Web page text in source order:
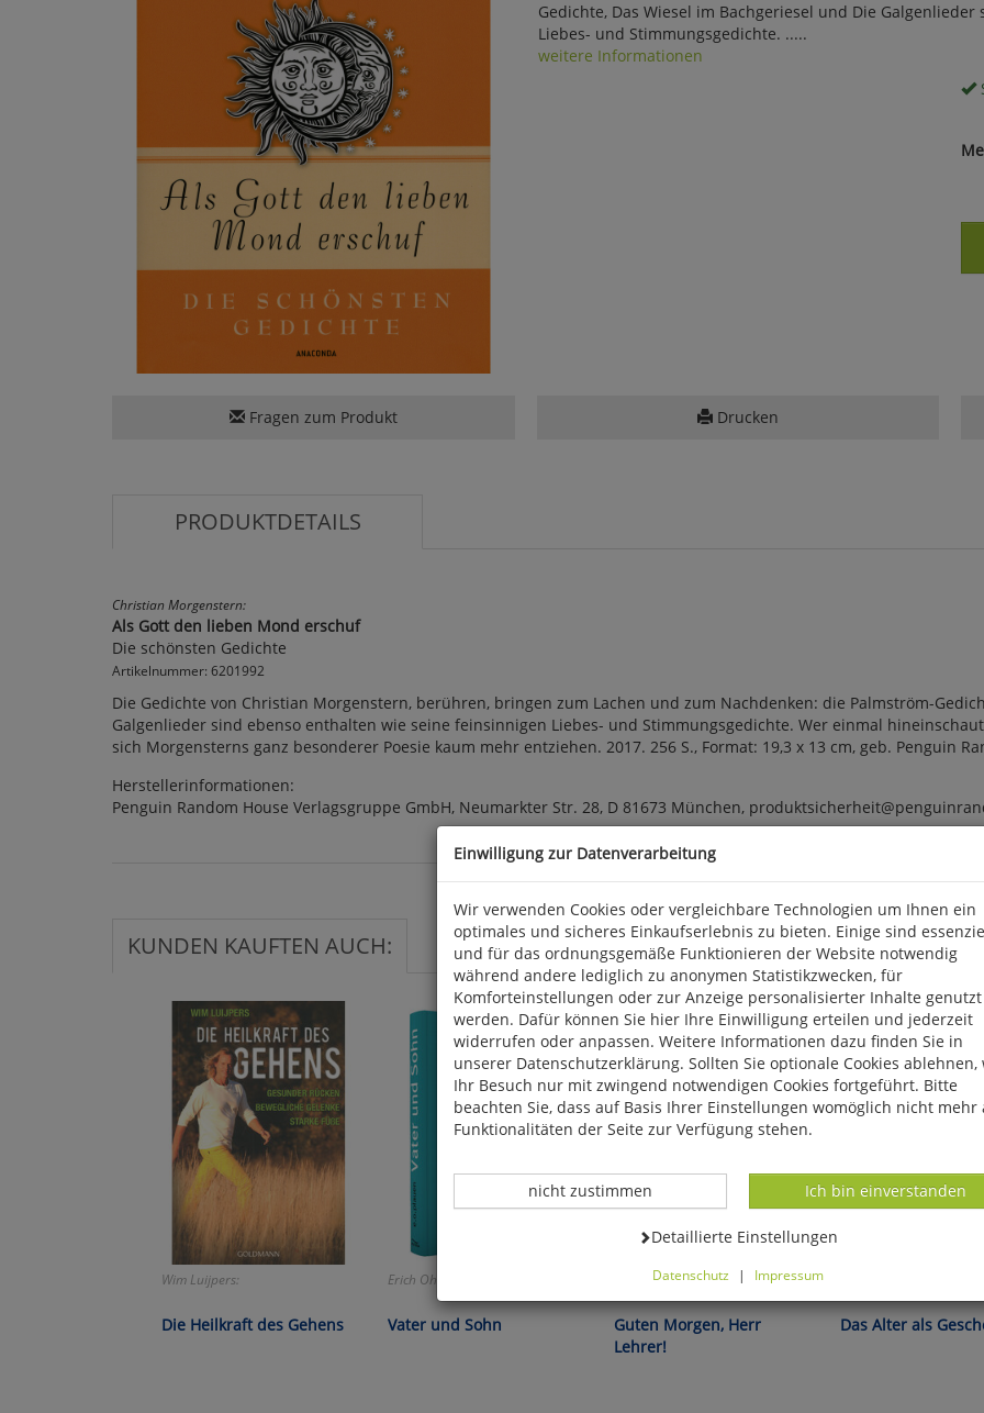
Gedichte, Das Wiesel im Bachgeriesel und Die
Liebes- und Stimmungsgedichte. .....
weitere Informationen
Fragen zum Produkt Drucken
PRODUKTDETAILS
Christian Morgenstern:
Als Gott den lieben Mond erschuf
Die schönsten Gedichte
Artikelnummer: 6201992
Die Gedichte von Christian Morgenstern, berühren, bringen zum Lachen und zum Nachdenken: die Palmström-
Galgenlieder sind ebenso enthalten wie seine feinsinnigen Liebes- und Stimmungsgedichte. Wer einmal
sich Morgensterns ganz besonderer Poesie kaum mehr entziehen. 2017. 256 S., Format: 19,3 x 13 cm, geb. Penguin
Herstellerinformationen:
Penguin Random House Verlagsgruppe GmbH, Neumarkter Str. 28, D 81673 München,
KUNDEN KAUFTEN AUCH:
Wim Luijpers:
Die Heilkraft des Gehens
Erich Ohser alias e. o. plauen:
Vater und Sohn
Kirchner/Wenderoth/Busch:
Guten Morgen, Herr
Lehrer!
Das Alter als
Einwilligung zur Datenverarbeitung
Wir verwenden Cookies oder vergleichbare Technologien um Ihnen ein
optimales und sicheres Einkaufserlebnis zu bieten. Einige sind
und für das ordnungsgemäße Funktionieren der Website notwendig
während andere lediglich zu anonymen Statistikzwecken, für
Komforteinstellungen oder zur Anzeige personalisierter Inhalte genutzt
werden. Dafür können Sie hier Ihre Einwilligung erteilen und jederzeit
widerrufen oder anpassen. Weitere Informationen dazu finden Sie in
unserer Datenschutzerklärung. Sollten Sie optionale Cookies ablehnen,
Ihr Besuch nur mit zwingend notwendigen Cookies fortgeführt. Bitte
beachten Sie, dass auf Basis Ihrer Einstellungen womöglich nicht mehr
Funktionalitäten der Seite zur Verfügung stehen.
Datenverarbeitung -
Ich bin einverstanden
Datenverarbeitung -
nicht zustimmen
Datenverarbeitung -
Detaillierte Einstellungen
Datenschutz | Impressum
Cookies ablehnen, wird Ihr Besuch nur mit zwingend notwendigen
fortgeführt. Bitte beachten Sie, dass auf Basis Ihrer Einstellungen